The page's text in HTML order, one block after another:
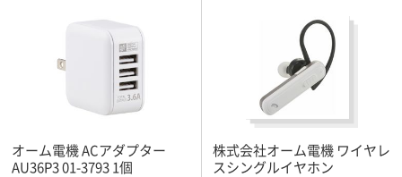
オーム電機 ACアダプター
AU36P3 01-3793 1個
株式会社オーム電機 ワイヤレ
スシングルイヤホン